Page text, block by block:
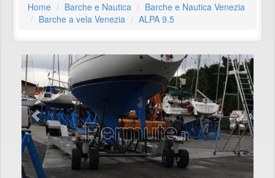
Home Barche e Nautica
Barche e Nautica Venezia
Barche a vela Venezia
ALPA 9.5